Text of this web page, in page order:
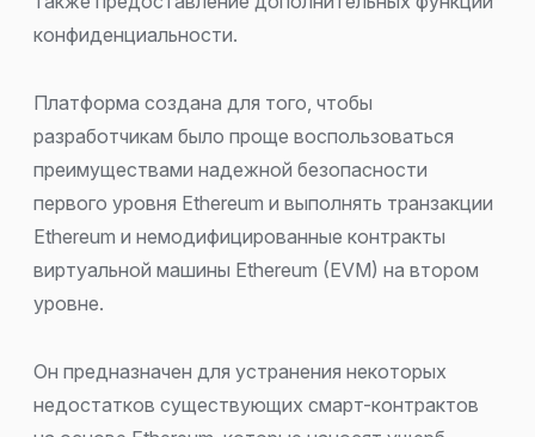
конфиденциальности.
Платформа создана для того, чтобы
разработчикам было проще воспользоваться
преимуществами надежной безопасности
первого уровня Ethereum и выполнять транзакции
Ethereum и немодифицированные контракты
виртуальной машины Ethereum (EVM) на втором
уровне.
Он предназначен для устранения некоторых
недостатков существующих смарт-контрактов